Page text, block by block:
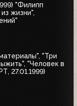
"Филипп
жизни",
"Три
"Человек в
27.01.1999)